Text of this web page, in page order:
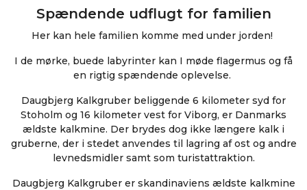
Spændende udflugt for familien
Her kan hele familien komme med under jorden!
I de mørke, buede labyrinter kan I møde flagermus og få
en rigtig spændende oplevelse.
Daugbjerg Kalkgruber beliggende 6 kilometer syd for
Stoholm og 16 kilometer vest for Viborg, er Danmarks
ældste kalkmine. Der brydes dog ikke længere kalk i
gruberne, der i stedet anvendes til lagring af ost og andre
levnedsmidler samt som turistattraktion.
Daugbjerg Kalkgruber er skandinaviens ældste kalkmine